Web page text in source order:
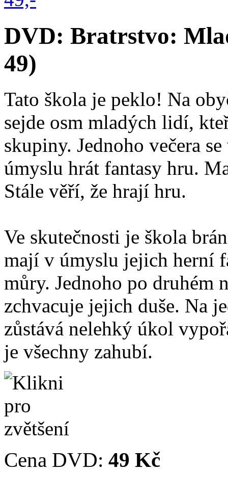
DVD: Bratrstvo:
49)
Tato škola je peklo! Na
sejde osm mladých lidí,
skupiny. Jednoho večera
úmyslu hrát fantasy hru.
Stále věří, že hrají hru.
Ve skutečnosti je škola
mají v úmyslu jejich herní
můry. Jednoho po druhém
zchvacuje jejich duše. Na
zůstává nelehký úkol
je všechny zahubí.
Cena DVD: 49 Kč